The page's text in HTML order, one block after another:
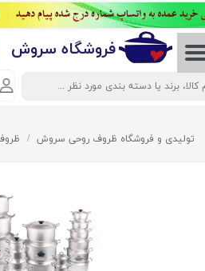
حساب کاربری من
تغییر گذر واژه
خروج از حساب کاربری
​​​​​​​​فروشگاه سروش
تولیدی و فروشگاه ظروف روحی سروش